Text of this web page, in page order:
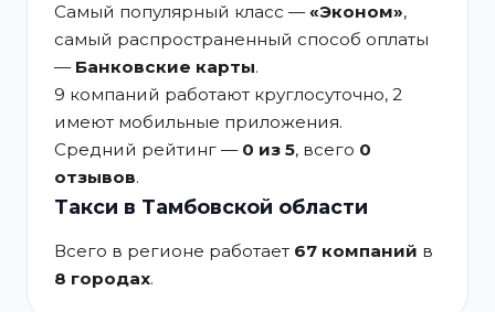
Самый популярный класс —«Эконом»,
самый распространенный способ оплаты
— Банковские карты.
9 компаний работают круглосуточно, 2
имеют мобильные приложения.
Средний рейтинг — 0 из 5, всего 0
отзывов.
Такси в Тамбовской области
Всего в регионе работает 67 компаний в
8 городах.